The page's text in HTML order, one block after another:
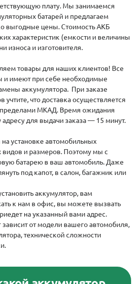
плату. Мы занимаемся
батарей и предлагаем
выгодные цены. Стоимость АКБ
характеристик (емкости и величины
износа и изготовителя.
товары для наших клиентов! Все
и имеют при себе необходимые
аккумулятора. При заказе
учтите, что доставка осуществляется
пределами МКАД. Время ожидания
адресу для выдачи заказа — 15 минут.
наустановке автомобильных
видов и размеров. Поэтому мы с
батарею в ваш автомобиль. Даже
под капот, в салон, багажник или
аккумулятор, вам
к нам в офис, вы можете вызвать
на указанный вами адрес.
зависит от модели вашего автомобиля,
технической сложности